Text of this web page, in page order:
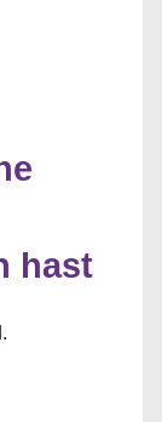
hast